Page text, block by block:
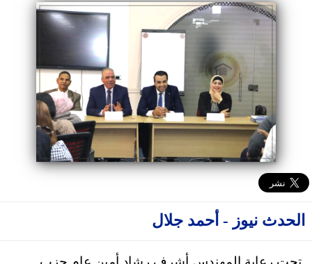
الحدث نيوز - أحمد جلال